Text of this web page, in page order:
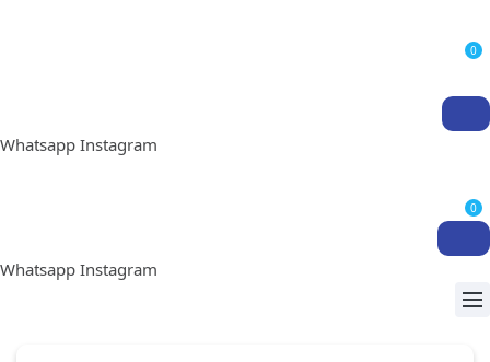
0
Whatsapp Instagram
0
Whatsapp Instagram